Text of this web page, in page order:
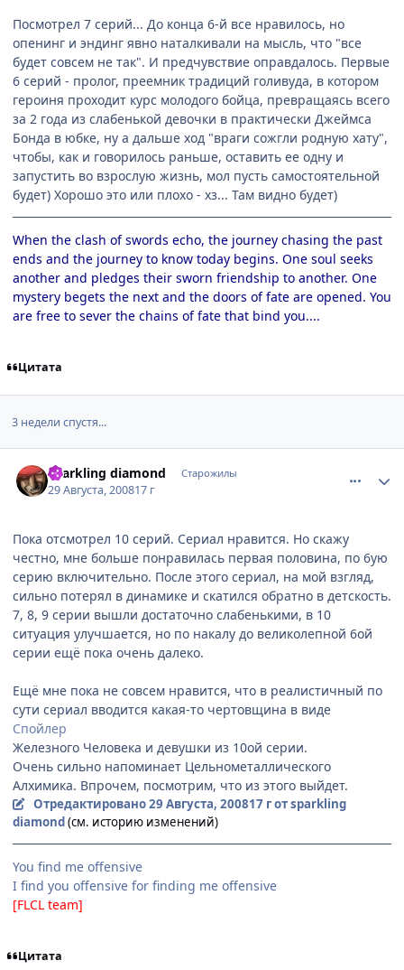
Посмотрел 7 серий... До конца 6-й все нравилось, но
опенинг и эндинг явно наталкивали на мысль, что "все
будет совсем не так". И предчувствие оправдалось. Первые
6 серий - пролог, преемник традиций голивуда, в котором
героиня проходит курс молодого бойца, превращаясь всего
за 2 года из слабенькой девочки в практически Джеймса
Бонда в юбке, ну а дальше ход "враги сожгли родную хату",
чтобы, как и говорилось раньше, оставить ее одну и
запустить во взрослую жизнь, мол пусть самостоятельной
будет) Хорошо это или плохо - хз... Там видно будет)
When the clash of swords echo, the journey chasing the past
ends and the journey to know today begins. One soul seeks
another and pledges their sworn friendship to another. One
mystery begets the next and the doors of fate are opened. You
are free to sever the chains of fate that bind you....
Цитата
3 недели спустя...
sparkling diamond Старожилы
29 Августа, 200817 г
Пока отсмотрел 10 серий. Сериал нравится. Но скажу
честно, мне больше понравилась первая половина, по 6ую
серию включительно. После этого сериал, на мой взгляд,
сильно потерял в динамике и скатился обратно в детскость.
7, 8, 9 серии вышли достаточно слабенькими, в 10
ситуация улучшается, но по накалу до великолепной 6ой
серии ещё пока очень далеко.
Ещё мне пока не совсем нравится, что в реалистичный по
сути сериал вводится какая-то чертовщина в виде
Спойлер
Железного Человека и девушки из 10ой серии.
Очень сильно напоминает Цельнометаллического
Алхимика. Впрочем, посмотрим, что из этого выйдет.
Отредактировано29 Августа, 200817 гот sparkling
diamond(см. историю изменений)
You find me offensive
I find you offensive for finding me offensive
[FLCL team]
Цитата